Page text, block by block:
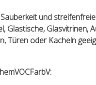
und
Glastische, Glasvitrinen,
Türen oder Kacheln